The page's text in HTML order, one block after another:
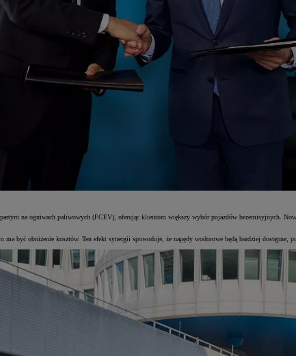
na ogniwach paliwowych (FCEV), oferując klientom większy wybór pojazdów bezemisyjnych.
być obniżenie kosztów. Ten efekt synergii spowoduje, że napędy wodorowe będą bardziej